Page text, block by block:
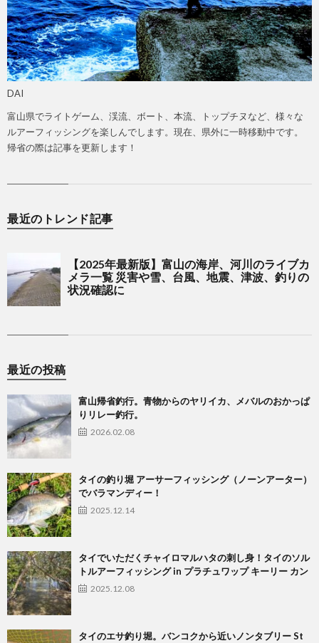
DAI
富山県でライトゲーム、渓流、ボート、本流、トップチヌなど、様々な
ルアーフィッシングを楽しんでします。現在、県外に一時移動中です。
帰省の際は記事を更新します！
最近のトレンド記事
最近の投稿
富山帰省釣行。青物からのヤリイカ、メバルのおかっぱ
りリレー釣行。
2026.02.08
タイの釣り堀 アーサーフィッシング（ノーンアーター）
でバラマンディー！
2025.12.14
タイでいただくチャイロマルハタの刺し身！タイのソル
トルアーフィッシング in プラチュワップ キーリー カン
2025.12.08
タイのエサ釣り堀。バンコクから近いノンタブリー St